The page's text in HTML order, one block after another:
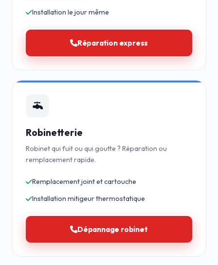
Installation le jour même
Réparation express
Robinetterie
Robinet qui fuit ou qui goutte ? Réparation ou
remplacement rapide.
Remplacement joint et cartouche
Installation mitigeur thermostatique
Dépannage robinet